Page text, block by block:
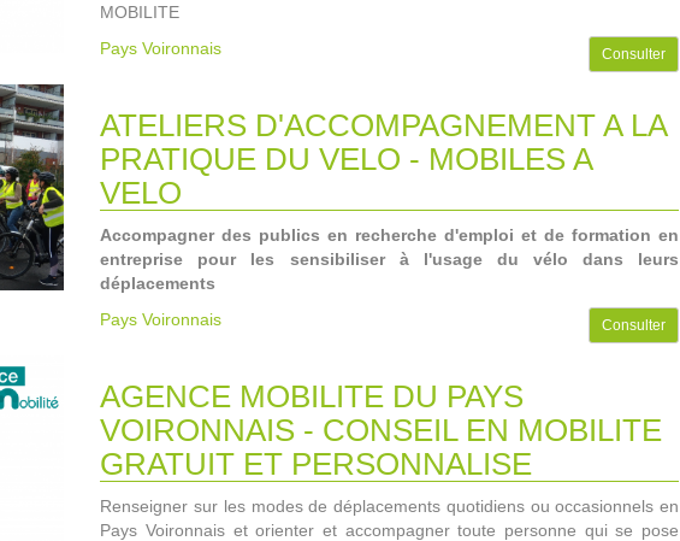
MOBILITE
Pays Voironnais
Consulter
ATELIERS D'ACCOMPAGNEMENT A LA
PRATIQUE DU VELO - MOBILES A
VELO
Accompagner des publics en recherche d'emploi et de formation en
entreprise pour les sensibiliser à l'usage du vélo dans leurs
déplacements
Pays Voironnais
Consulter
AGENCE MOBILITE DU PAYS
VOIRONNAIS - CONSEIL EN MOBILITE
GRATUIT ET PERSONNALISE
Renseigner sur les modes de déplacements quotidiens ou occasionnels en
Pays Voironnais et orienter et accompagner toute personne qui se pose